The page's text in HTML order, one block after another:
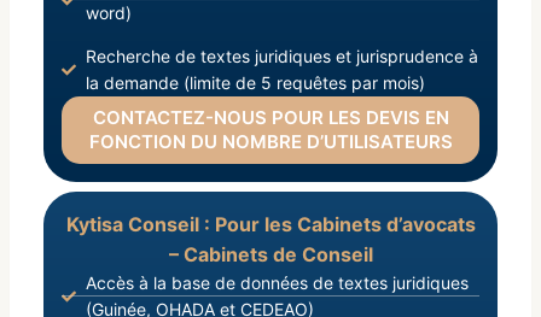
word)
Recherche de textes juridiques et jurisprudence à
la demande (limite de 5 requêtes par mois)
CONTACTEZ-NOUS POUR LES DEVIS EN
FONCTION DU NOMBRE D’UTILISATEURS
Kytisa Conseil : Pour les Cabinets d’avocats
– Cabinets de Conseil
Accès à la base de données de textes juridiques
(Guinée, OHADA et CEDEAO)